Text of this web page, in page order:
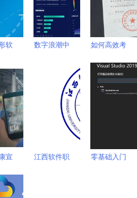
软
品
发
览
数字浪潮中
技集团如何
以软件技术
提升运营效
发展
如何高效考
开发工程师
证书 策略
宣
欧
江西软件职
零基础入门